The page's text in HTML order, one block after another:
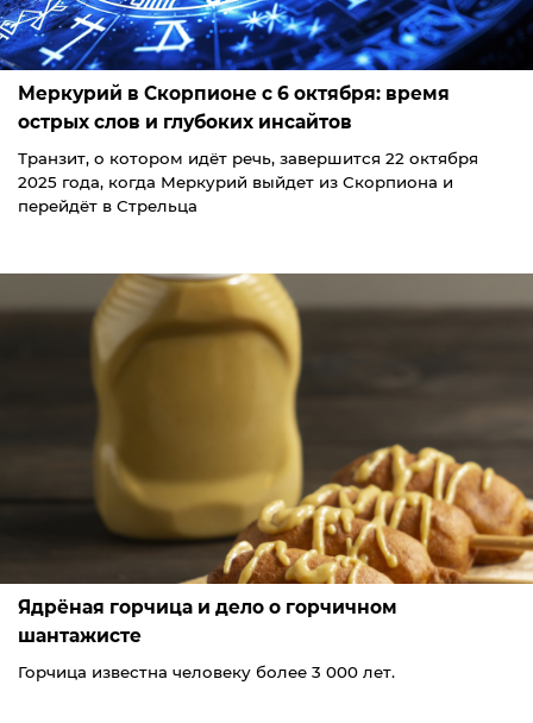
Меркурий в Скорпионе с 6 октября: время
острых слов и глубоких инсайтов
Транзит, о котором идёт речь, завершится 22 октября
2025 года, когда Меркурий выйдет из Скорпиона и
перейдёт в Стрельца
Ядрёная горчица и дело о горчичном
шантажисте
Горчица известна человеку более 3 000 лет.